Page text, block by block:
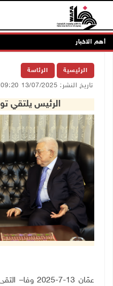
أهم الاخبار
الرئيسية الرئاسة
تاريخ النشر: 13/07/2025 09:20 م
الرئيس يلتقي
عمّان 13-7-